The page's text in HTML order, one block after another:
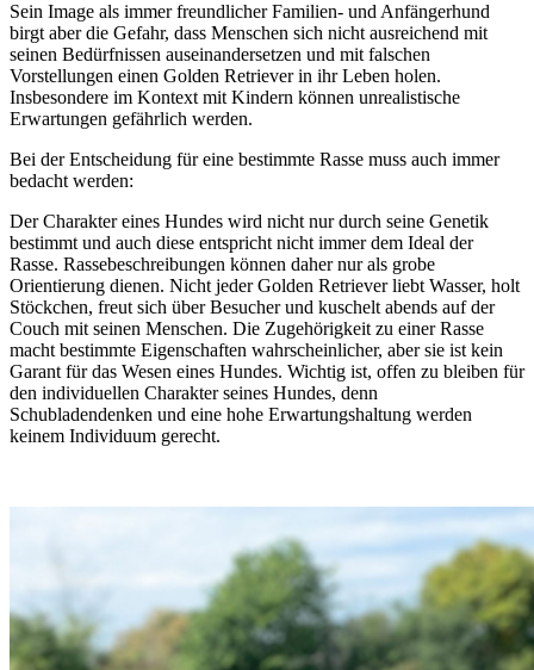
Sein Image als immer freundlicher Familien- und Anfängerhund
birgt aber die Gefahr, dass Menschen sich nicht ausreichend mit
seinen Bedürfnissen auseinandersetzen und mit falschen
Vorstellungen einen Golden Retriever in ihr Leben holen.
Insbesondere im Kontext mit Kindern können unrealistische
Erwartungen gefährlich werden.
Bei der Entscheidung für eine bestimmte Rasse muss auch immer
bedacht werden:
Der Charakter eines Hundes wird nicht nur durch seine Genetik
bestimmt und auch diese entspricht nicht immer dem Ideal der
Rasse. Rassebeschreibungen können daher nur als grobe
Orientierung dienen. Nicht jeder Golden Retriever liebt Wasser, holt
Stöckchen, freut sich über Besucher und kuschelt abends auf der
Couch mit seinen Menschen. Die Zugehörigkeit zu einer Rasse
macht bestimmte Eigenschaften wahrscheinlicher, aber sie ist kein
Garant für das Wesen eines Hundes. Wichtig ist, offen zu bleiben für
den individuellen Charakter seines Hundes, denn
Schubladendenken und eine hohe Erwartungshaltung werden
keinem Individuum gerecht.